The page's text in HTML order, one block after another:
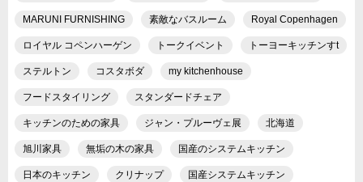
MARUNI FURNISHING 素敵なバスルーム Royal Copenhagen
ロイヤル コペンハーゲン トークイベント トーヨーキッチンすt
ステルトン コスタボダ my kitchenhouse
フードスタイリング スタンダードチェア
キッチンのための家具 ジャン・プルーヴェ展 北海道
旭川家具 無垢の木の家具 国産のシステムキッチン
日本のキッチン クリナップ 国産システムキッチン